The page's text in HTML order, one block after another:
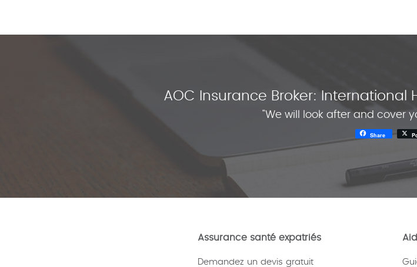
AOC Insurance Broker:
"We will look after and cover
Share
Assurance santé expatriés
Demandez un devis gratuit